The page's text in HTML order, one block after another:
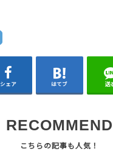
シェア はてブ 送
RECOMMEND